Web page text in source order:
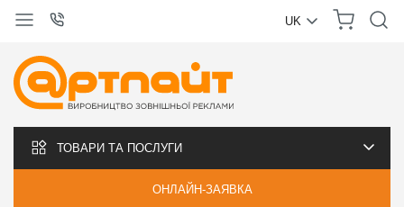
UK
ТОВАРИ ТА ПОСЛУГИ
ОНЛАЙН-ЗАЯВКА